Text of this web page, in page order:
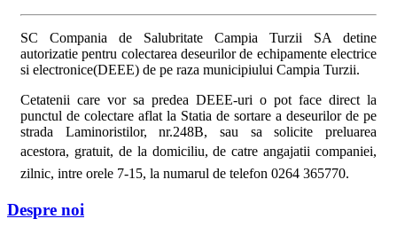
SC Compania de Salubritate Campia Turzii SA detine
autorizatie pentru colectarea deseurilor de echipamente electrice
si electronice(DEEE) de pe raza municipiului Campia Turzii.
Cetatenii care vor sa predea DEEE-uri o pot face direct la
punctul de colectare aflat la Statia de sortare a deseurilor de pe
strada Laminoristilor, nr.248B, sau sa solicite preluarea
acestora, gratuit, de la domiciliu, de catre angajatii companiei,
zilnic, intre orele 7-15, la numarul de telefon 0264 365770.
Despre noi